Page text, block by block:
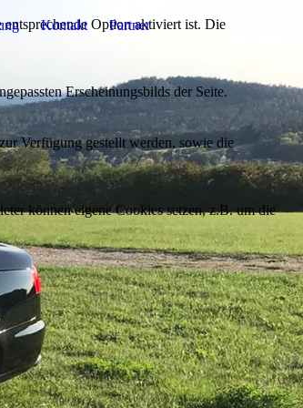
Kontakt Partner
Option aktiviert ist. Die
Erscheinungsbilds der Seite.
Verfügung gestellt werden, sowie die
können eigene Cookies setzen, z.B. um die